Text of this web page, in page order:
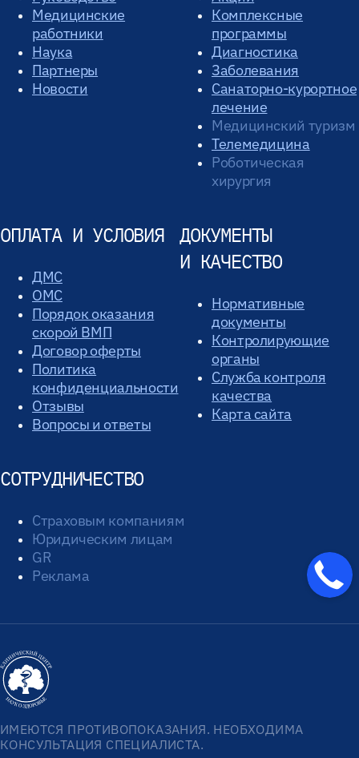
Медицинские
работники
Наука
Партнеры
Новости
Комплексные
программы
Диагностика
Заболевания
Санаторно-курортное
лечение
Медицинский туризм
Телемедицина
Роботическая
хирургия
ОПЛАТА И УСЛОВИЯ
ДМС
ОМС
Порядок оказания
скорой ВМП
Договор оферты
Политика
конфиденциальности
Отзывы
Вопросы и ответы
ДОКУМЕНТЫ
И КАЧЕСТВО
Нормативные
документы
Контролирующие
органы
Служба контроля
качества
Карта сайта
СОТРУДНИЧЕСТВО
Страховым компаниям
Юридическим лицам
GR
Реклама
ИМЕЮТСЯ ПРОТИВОПОКАЗАНИЯ. НЕОБХОДИМА
КОНСУЛЬТАЦИЯ СПЕЦИАЛИСТА.